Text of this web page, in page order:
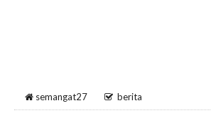
semangat27 berita